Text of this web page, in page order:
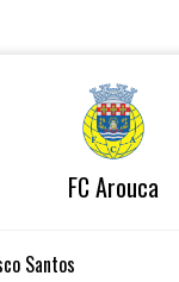
FC Arouca
Santos